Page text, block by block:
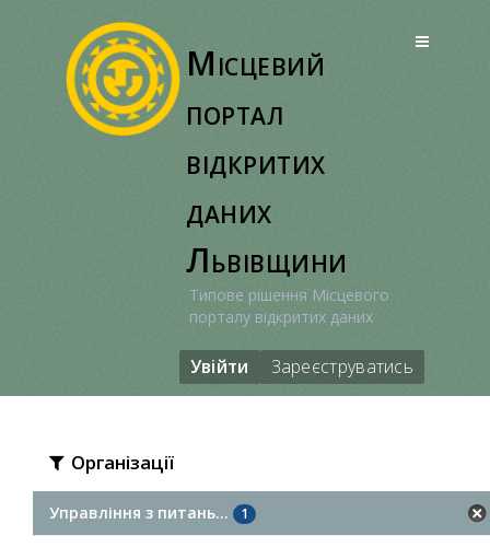
Місцевий
портал
відкритих
даних
Львівщини
Типове рішення Місцевого
порталу відкритих даних
Увійти Зареєструватись
Організації
Управління з питань... 1